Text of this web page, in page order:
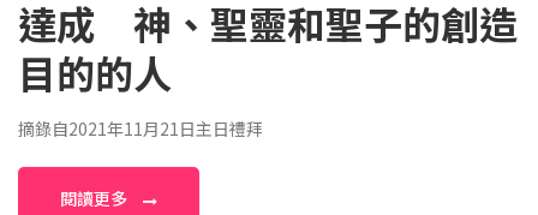
達成 神、聖靈和聖子的創造
目的的人
摘錄自2021年11月21日主日禮拜
閱讀更多